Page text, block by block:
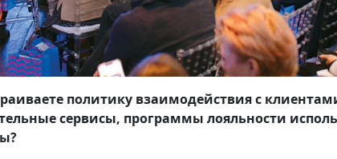
политику взаимодействия с
сервисы, программы лояльности